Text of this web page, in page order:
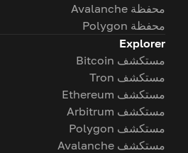
محفظة Avalanche
محفظة Polygon
Explorer
مستكشف Bitcoin
مستكشف Tron
مستكشف Ethereum
مستكشف Arbitrum
مستكشف Polygon
مستكشف Avalanche